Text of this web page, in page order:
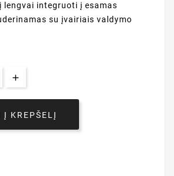
lengvai integruoti į esamas
su įvairiais valdymo
Į KREPŠELĮ